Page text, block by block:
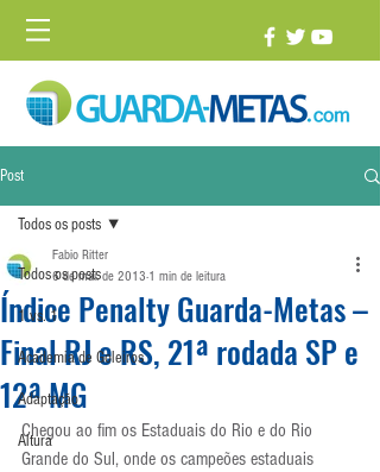
Post
Todos os posts
1 vs. 1
Academia de Goleiros
Adaptação
Altura
Todos os posts
Índice Penalty Guarda-Metas –
Final RJ e RS, 21ª rodada SP e
12ª MG
Fabio Ritter
6 de mai. de 2013 1 min de leitura
Chegou ao fim os Estaduais do Rio e do Rio
Grande do Sul, onde os campeões estaduais